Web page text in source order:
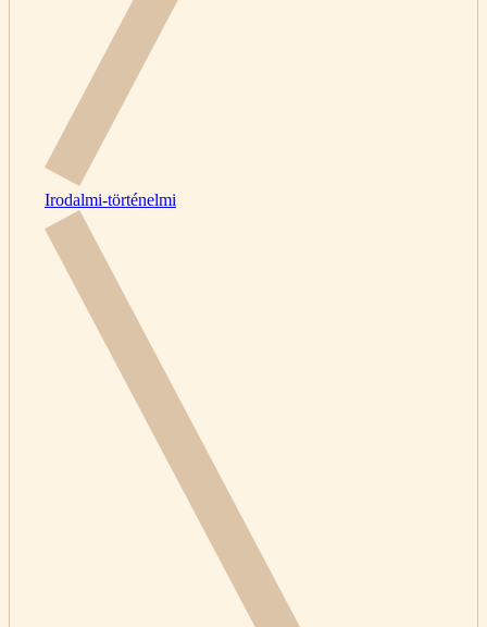
Irodalmi-történelmi